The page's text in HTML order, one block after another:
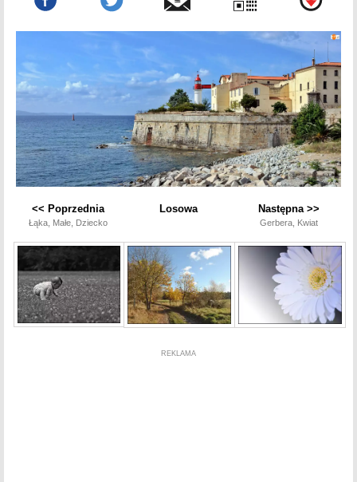
<< Poprzednia
Łąka, Małe, Dziecko
Losowa Następna >>
Gerbera, Kwiat
REKLAMA